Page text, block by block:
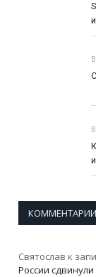
КОММЕНТАРИИ
Святослав к
России